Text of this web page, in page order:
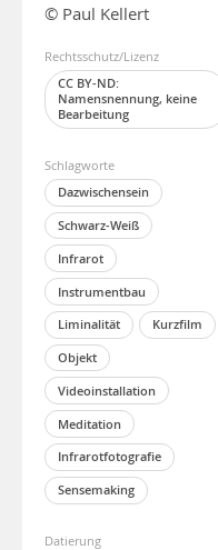
© Paul Kellert
Rechtsschutz/Lizenz
CC BY-ND:
Namensnennung, keine
Bearbeitung
Schlagworte
Dazwischensein
Schwarz-Weiß
Infrarot
Instrumentbau
Liminalität
Kurzfilm
Objekt
Videoinstallation
Meditation
Infrarotfotografie
Sensemaking
Datierung